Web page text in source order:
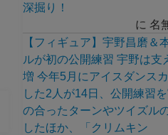
深掘り！
に 名
【フィギュア】宇野昌磨＆
ルが初の公開練習 宇野は支
増 今年5月にアイスダンス
した2人が14日、公開練習
の合ったターンやツイズル
したほか、「クリムキン